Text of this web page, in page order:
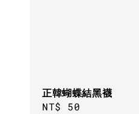
正韓蝴蝶結黑襪
Regular
NT$ 50